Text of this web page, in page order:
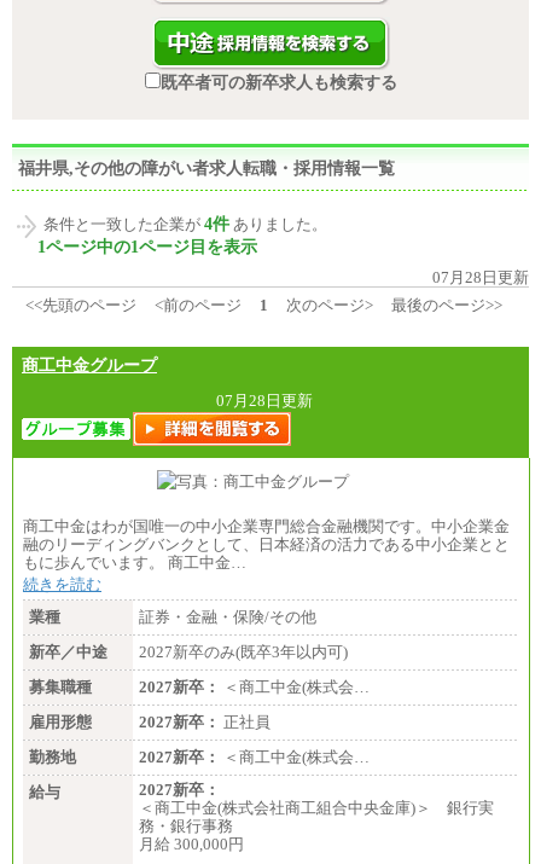
既卒者可の新卒求人も検索する
福井県,その他の障がい者求人転職・採用情報一覧
条件と一致した企業が 4件 ありました。
1ページ中の1ページ目を表示
07月28日更新
<<先頭のページ
<前のページ 1 次のページ> 最後のページ>>
商工中金グループ
07月28日更新
商工中金はわが国唯一の中小企業専門総合金融機関です。中小企業金
融のリーディングバンクとして、日本経済の活力である中小企業とと
もに歩んでいます。 商工中金…
続きを読む
業種
証券・金融・保険/その他
新卒／中途
2027新卒のみ(既卒3年以内可)
募集職種
2027新卒：
＜商工中金(株式会…
雇用形態
2027新卒： 正社員
勤務地
2027新卒：
＜商工中金(株式会…
給与
2027新卒：
＜商工中金(株式会社商工組合中央金庫)＞ 銀行実
務・銀行事務
月給 300,000円